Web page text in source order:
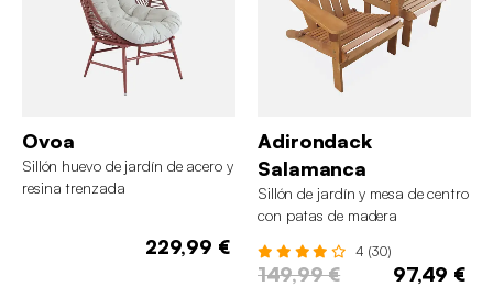
Ovoa
Sillón huevo de jardín de acero y
resina trenzada
229,99 €
Adirondack
Salamanca
Sillón de jardín y mesa de centro
con patas de madera
4 (30)
149,99 € 97,49 €